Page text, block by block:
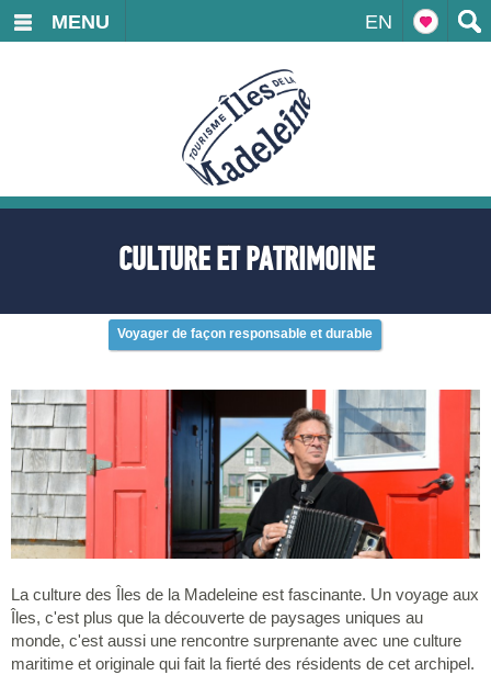
EN
MENU
CULTURE ET PATRIMOINE
Voyager de façon responsable et durable
La culture des Îles de la Madeleine est fascinante. Un voyage aux
Îles, c'est plus que la découverte de paysages uniques au
monde, c'est aussi une rencontre surprenante avec une culture
maritime et originale qui fait la fierté des résidents de cet archipel.